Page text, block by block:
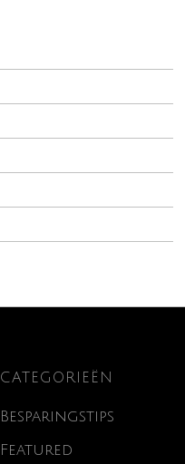
CATEGORIEËN
Besparingstips
Featured